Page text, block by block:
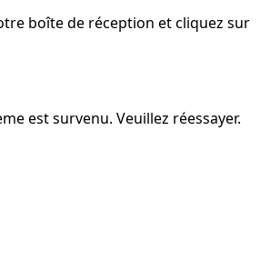
boîte de réception et cliquez sur
est survenu. Veuillez réessayer.